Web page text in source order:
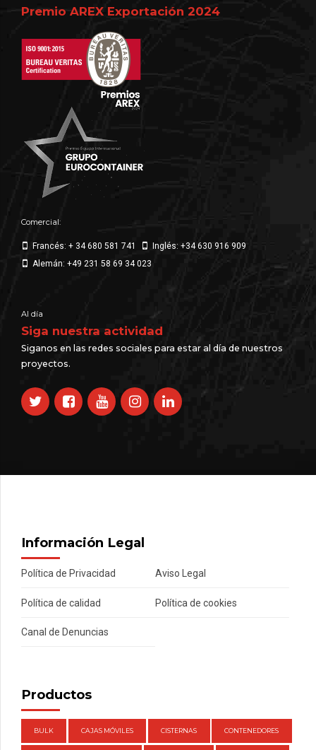
Premio AREX Exportación 2024
Comercial:
Francés: + 34 680 581 741
Inglés: +34 630 916 909
Alemán: +49 231 58 69 34 023
Al día
Siga nuestra actividad
Siganos en las redes sociales para estar al día de nuestros
proyectos.
Información Legal
Política de Privacidad Aviso Legal
Política de calidad Política de cookies
Canal de Denuncias
Productos
BULK CAJAS MÓVILES CISTERNAS CONTENEDORES